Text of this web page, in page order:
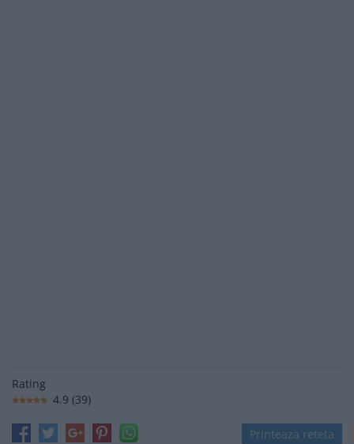
Rating
4.9 (39)
Printeaza reteta